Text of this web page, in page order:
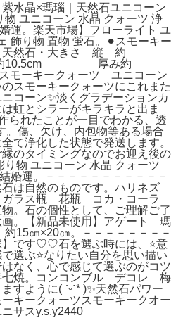
水晶×瑪瑙｜天然石ユニコーン
ユニコーン 水晶 クォーツ 浄
運。楽天市場】フローライト ユ
飾り物 置物 蛍石。⚫︎スモーキー
然石・大きさ 縦 約
厚み約
モーキークォーツ ユニコーン
スモーキークォーツにこれまた
コーン✨淡くグラデーションカ
虹とシラーがキラキラと出ま
られたことが一目でわかる、透
。傷、欠け、内包物等ある場合
て浄化した状態で発送します。
のタイミングなのでお迎え後の
物 ユニコーン 水晶 クォーツ
婚運。－－－－－－－－－－－
は自然のものです。ハリネズ
ラス瓶 花瓶 コカ・コーラ
石の個性として、ご理解ご了
画。【新品未使用】アゲート 瑪
㎝×20㎝。－－－－－－－－
】です♡♡石を選ぶ時には、⭐️意
選ぶ⭐️なりたい自分を思い描い
なく、心で感じて選ぶのがコツ
焼。コンコンブル デコレ 梅
すように( ˊᵕˋ* )✨天然石パワー
キークォーツスモーキークオー
サスy.s.y2440